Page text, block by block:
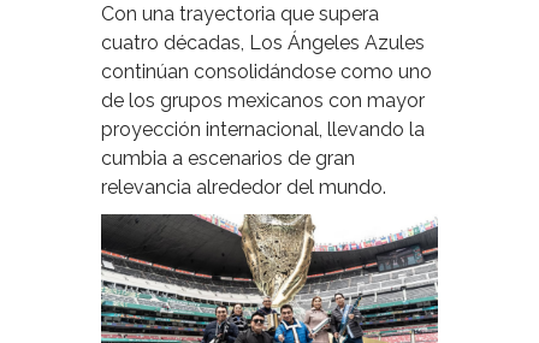
Con una trayectoria que supera
cuatro décadas, Los Ángeles Azules
continúan consolidándose como uno
de los grupos mexicanos con mayor
proyección internacional, llevando la
cumbia a escenarios de gran
relevancia alrededor del mundo.